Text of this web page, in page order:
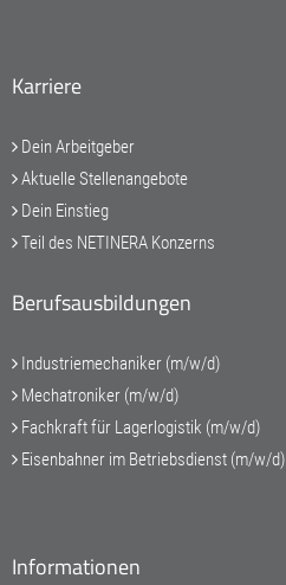
Karriere
Dein Arbeitgeber
Aktuelle Stellenangebote
Dein Einstieg
Teil des NETINERA Konzerns
Berufsausbildungen
Industriemechaniker (m/w/d)
Mechatroniker (m/w/d)
Fachkraft für Lagerlogistik (m/w/d)
Eisenbahner im Betriebsdienst (m/w/d)
Informationen